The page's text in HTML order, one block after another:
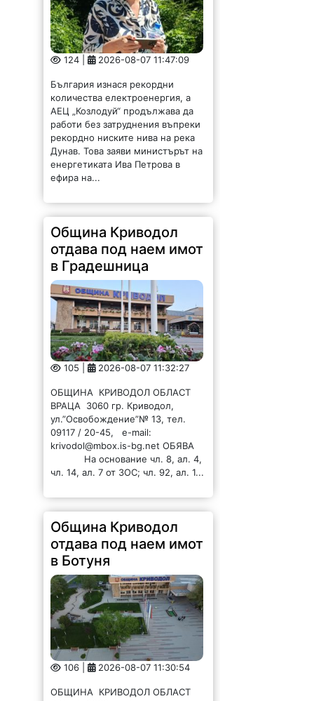
124 | 2026-08-07 11:47:09
количества електроенергия, а
АЕЦ „Козлодуй“ продължава да
работи без затруднения въпреки
рекордно ниските нива на река
Дунав. Това заяви министърът на
енергетиката Ива Петрова в
ефира на...
Община Криводол
отдава под наем имот
в Градешница
105 | 2026-08-07 11:32:27
ВРАЦА 3060 гр. Криводол,
ул.”Освобождение”№ 13, тел.
09117 / 20-45, e-mail:
krivodol@mbox.is-bg.net ОБЯВА
На основание чл. 8, ал. 4,
чл. 14, ал. 7 от ЗОС; чл. 92, ал. 1...
Община Криводол
отдава под наем имот
в Ботуня
106 | 2026-08-07 11:30:54
ВРАЦА 3060 гр. Криводол, ул.